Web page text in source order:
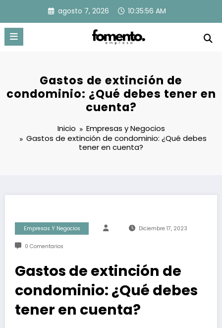
contenido
agosto 7, 2026 10:35:57 AM
Gastos de extinción de
condominio: ¿Qué debes tener en
cuenta?
Inicio
Empresas y Negocios
Gastos de extinción de condominio: ¿Qué debes
tener en cuenta?
Empresas Y Negocios Diciembre 17, 2023
0 Comentarios
Gastos de extinción de
condominio: ¿Qué debes
tener en cuenta?